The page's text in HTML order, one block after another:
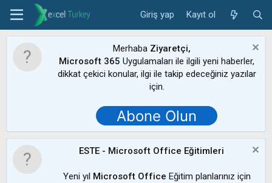
Giriş yap Kayıt ol
Merhaba Ziyaretçi,
Microsoft 365 Uygulamaları ile ilgili yeni haberler,
dikkat çekici konular, ilgi ile takip edeceğiniz yazılar
için.
Abone Olun
ESTE - Microsoft Office Eğitimleri
Yeni yıl Microsoft Office Eğitim planlarınız için